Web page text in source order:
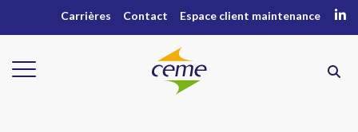
Carrières Contact Espace client maintenance